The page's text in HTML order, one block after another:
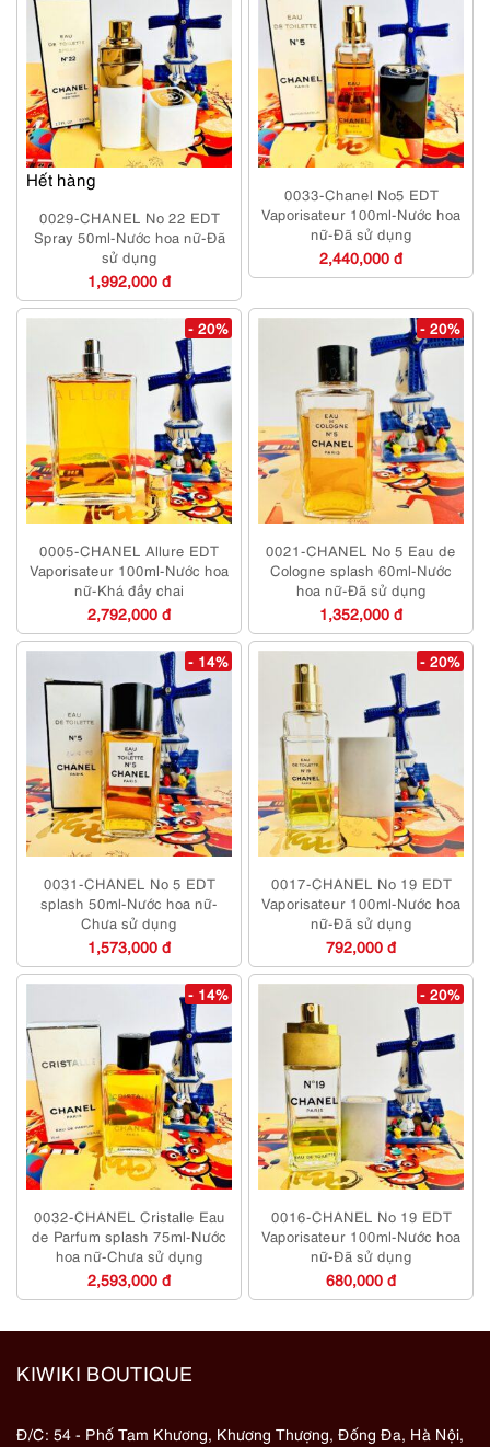
Hết hàng
0029-CHANEL No 22 EDT
Spray 50ml-Nước hoa nữ-Đã
sử dụng
1,992,000 đ
0033-Chanel No5 EDT
Vaporisateur 100ml-Nước hoa
nữ-Đã sử dụng
2,440,000 đ
- 20%
0005-CHANEL Allure EDT
Vaporisateur 100ml-Nước hoa
nữ-Khá đầy chai
2,792,000 đ
- 20%
0021-CHANEL No 5 Eau de
Cologne splash 60ml-Nước
hoa nữ-Đã sử dụng
1,352,000 đ
- 14%
0031-CHANEL No 5 EDT
splash 50ml-Nước hoa nữ-
Chưa sử dụng
1,573,000 đ
- 20%
0017-CHANEL No 19 EDT
Vaporisateur 100ml-Nước hoa
nữ-Đã sử dụng
792,000 đ
- 14%
0032-CHANEL Cristalle Eau
de Parfum splash 75ml-Nước
hoa nữ-Chưa sử dụng
2,593,000 đ
- 20%
0016-CHANEL No 19 EDT
Vaporisateur 100ml-Nước hoa
nữ-Đã sử dụng
680,000 đ
KIWIKI BOUTIQUE
Đ/C: 54 - Phố Tam Khương, Khương Thượng, Đống Đa, Hà Nội,